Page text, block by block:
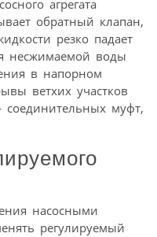
агрегата
обратный клапан,
резко падает
несжимаемой воды
в напорном
ветхих участков
муфт,
насосными
регулируемый